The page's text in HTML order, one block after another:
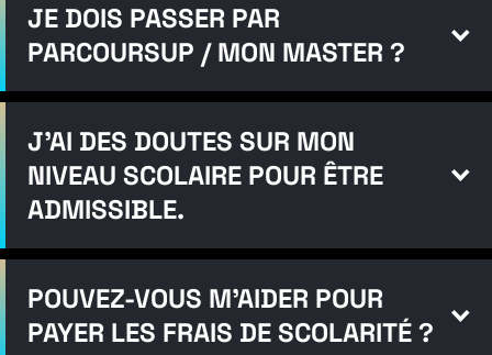
JE DOIS PASSER PAR
PARCOURSUP / MON MASTER ?
J'AI DES DOUTES SUR MON
NIVEAU SCOLAIRE POUR ÊTRE
ADMISSIBLE.
POUVEZ-VOUS M'AIDER POUR
PAYER LES FRAIS DE SCOLARITÉ ?